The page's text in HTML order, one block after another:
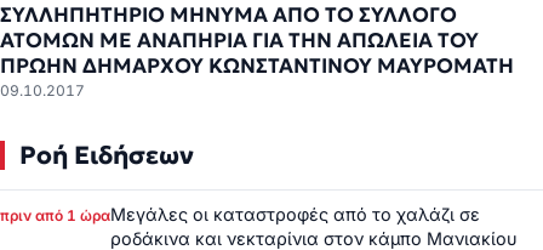
ΣΥΛΛΗΠΗΤΗΡΙΟ ΜΗΝΥΜΑ ΑΠΟ ΤΟ ΣΥΛΛΟΓΟ
ΑΤΟΜΩΝ ΜΕ ΑΝΑΠΗΡΙΑ ΓΙΑ ΤΗΝ ΑΠΩΛΕΙΑ ΤΟΥ
ΠΡΩΗΝ ΔΗΜΑΡΧΟΥ ΚΩΝΣΤΑΝΤΙΝΟΥ ΜΑΥΡΟΜΑΤΗ
09.10.2017
Ροή Ειδήσεων
πριν από 1 ώραΜεγάλες οι καταστροφές από το χαλάζι σε
ροδάκινα και νεκταρίνια στον κάμπο Μανιακίου